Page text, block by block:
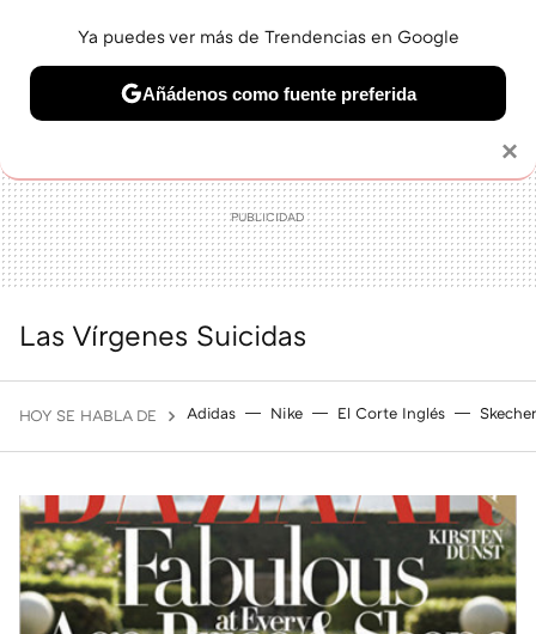
BELLEZA SHOPPING VIAJES GASTRO SNEAKERS
Las Vírgenes Suicidas
HOY SE HABLA DE Adidas Nike El Corte Inglés
×
Ya puedes ver más de Trendencias en Google
Añádenos como fuente preferida